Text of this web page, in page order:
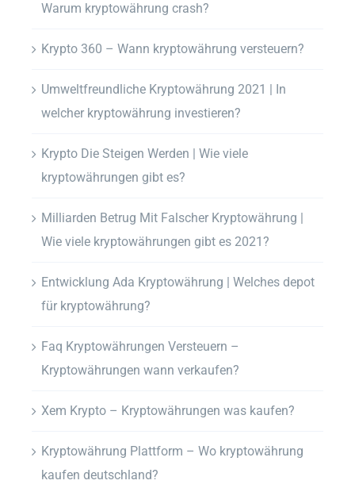
Warum kryptowährung crash?
Krypto 360 – Wann kryptowährung versteuern?
Umweltfreundliche Kryptowährung 2021 | In
welcher kryptowährung investieren?
Krypto Die Steigen Werden | Wie viele
kryptowährungen gibt es?
Milliarden Betrug Mit Falscher Kryptowährung |
Wie viele kryptowährungen gibt es 2021?
Entwicklung Ada Kryptowährung | Welches depot
für kryptowährung?
Faq Kryptowährungen Versteuern –
Kryptowährungen wann verkaufen?
Xem Krypto – Kryptowährungen was kaufen?
Kryptowährung Plattform – Wo kryptowährung
kaufen deutschland?